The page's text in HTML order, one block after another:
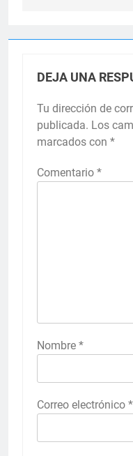
DEJA UNA
Tu dirección de
publicada. Los
marcados con *
Comentario *
Nombre *
Correo electrónico *